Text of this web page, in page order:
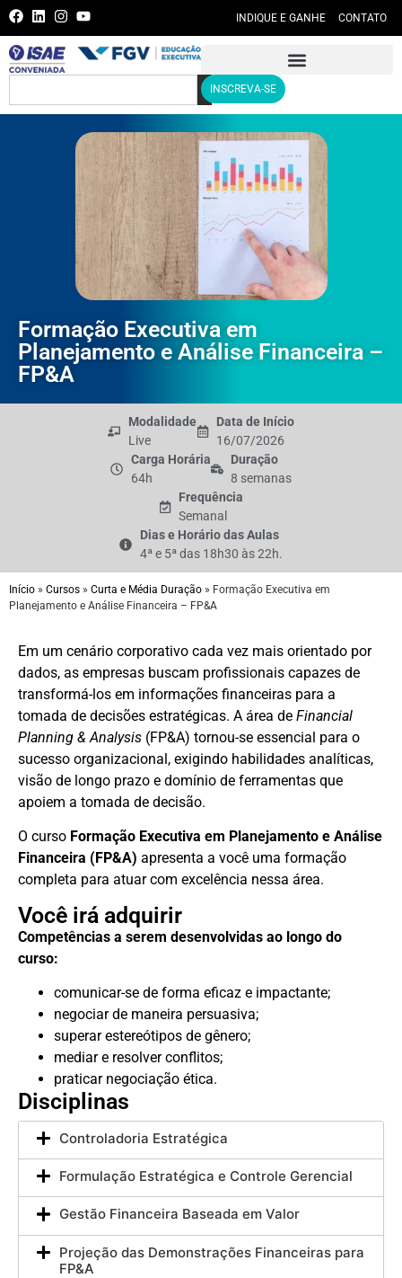
INDIQUE E GANHE CONTATO
INSCREVA-SE
Formação Executiva em
Planejamento e Análise Financeira –
FP&A
Modalidade
Live
Data de Início
16/07/2026
Carga Horária
64h
Duração
8 semanas
Frequência
Semanal
Dias e Horário das Aulas
4ª e 5ª das 18h30 às 22h.
Início » Cursos » Curta e Média Duração » Formação Executiva em
Planejamento e Análise Financeira – FP&A
Em um cenário corporativo cada vez mais orientado por
dados, as empresas buscam profissionais capazes de
transformá-los em informações financeiras para a
tomada de decisões estratégicas. A área de Financial
Planning & Analysis (FP&A) tornou-se essencial para o
sucesso organizacional, exigindo habilidades analíticas,
visão de longo prazo e domínio de ferramentas que
apoiem a tomada de decisão.
O curso Formação Executiva em Planejamento e Análise
Financeira (FP&A) apresenta a você uma formação
completa para atuar com excelência nessa área.
Você irá adquirir
Competências a serem desenvolvidas ao longo do
curso:
comunicar-se de forma eficaz e impactante;
negociar de maneira persuasiva;
superar estereótipos de gênero;
mediar e resolver conflitos;
praticar negociação ética.
Disciplinas
Controladoria Estratégica
Formulação Estratégica e Controle Gerencial
Gestão Financeira Baseada em Valor
Projeção das Demonstrações Financeiras para
FP&A